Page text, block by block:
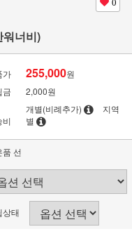
0
워너비)
가 255,000원
금
2,000원
개별(비례추가)
지역
별
품 선
상태